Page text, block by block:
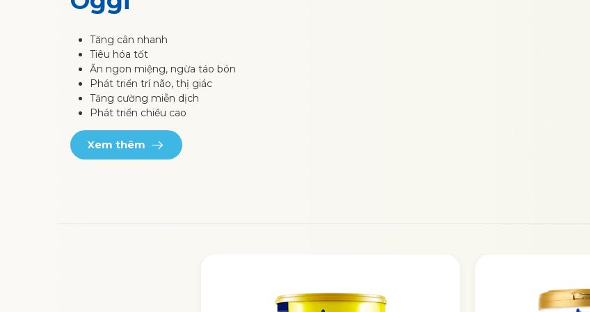
Tăng cân nhanh
Tiêu hóa tốt
Ăn ngon miệng, ngừa táo bón
Phát triển trí não, thị giác
Tăng cường miễn dịch
Phát triển chiều cao
Xem thêm